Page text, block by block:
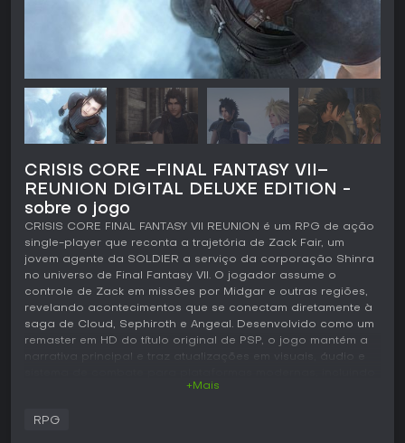
CRISIS CORE –FINAL FANTASY VII–
REUNION DIGITAL DELUXE EDITION -
sobre o jogo
CRISIS CORE FINAL FANTASY VII REUNION é um RPG de ação
single-player que reconta a trajetória de Zack Fair, um
jovem agente da SOLDIER a serviço da corporação Shinra
no universo de Final Fantasy VII. O jogador assume o
controle de Zack em missões por Midgar e outras regiões,
revelando acontecimentos que se conectam diretamente à
saga de Cloud, Sephiroth e Angeal. Desenvolvido como um
remaster em HD do título original de PSP, o jogo mantém a
narrativa principal e traz atualizações em visuais, áudio e
Xbox One e Xbox Series X/S.
Jogabilidade
+Mais
RPG